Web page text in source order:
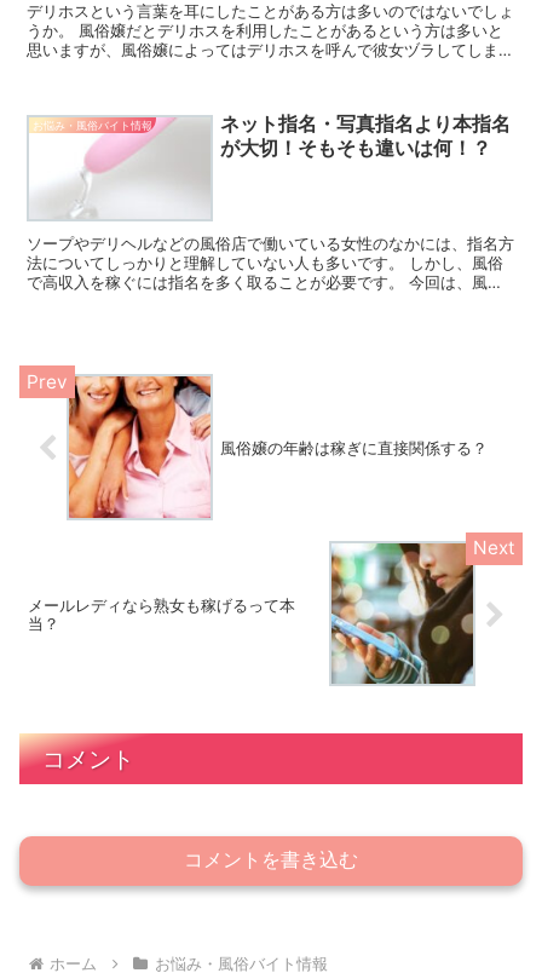
デリホスという言葉を耳にしたことがある方は多いのではないでしょ
うか。 風俗嬢だとデリホスを利用したことがあるという方は多いと
思いますが、風俗嬢によってはデリホスを呼んで彼女ヅラしてしまう
お悩み・風俗バイト情報
ネット指名・写真指名より本指名
が大切！そもそも違いは何！？
ソープやデリヘルなどの風俗店で働いている女性のなかには、指名方
法についてしっかりと理解していない人も多いです。 しかし、風俗
で高収入を稼ぐには指名を多く取ることが必要です。 今回は、風俗
風俗嬢の年齢は稼ぎに直接関係する？
メールレディなら熟女も稼げるって本
当？
コメント
コメントを書き込む
ホーム お悩み・風俗バイト情報